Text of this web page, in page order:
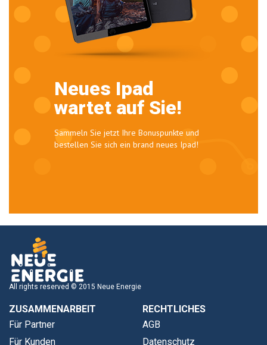
Neues Ipad
wartet auf Sie!
Sammeln Sie jetzt Ihre Bonuspunkte und
bestellen Sie sich ein brand neues Ipad!
All rights reserved © 2015 Neue Energie
ZUSAMMENARBEIT
Für Partner
Für Kunden
RECHTLICHES
AGB
Datenschutz